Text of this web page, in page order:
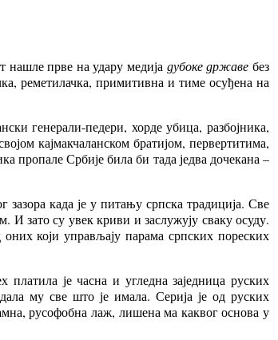
нашле прве на удару медија дубоке државе без
реметилачка, примитивна и тиме осуђена на
генерали-педери, хорде убица, разбојника,
кајмакчаланском братијом, первертитима,
пропале Србије била би тада једва дочекана –
када је у питању српска традиција. Све
И зато су увек криви и заслужују сваку осуду.
који управљају парама српских пореских
је часна и угледна заједница руских
му све што је имала. Серија је од руских
русофобна лаж, лишена ма каквог основа у